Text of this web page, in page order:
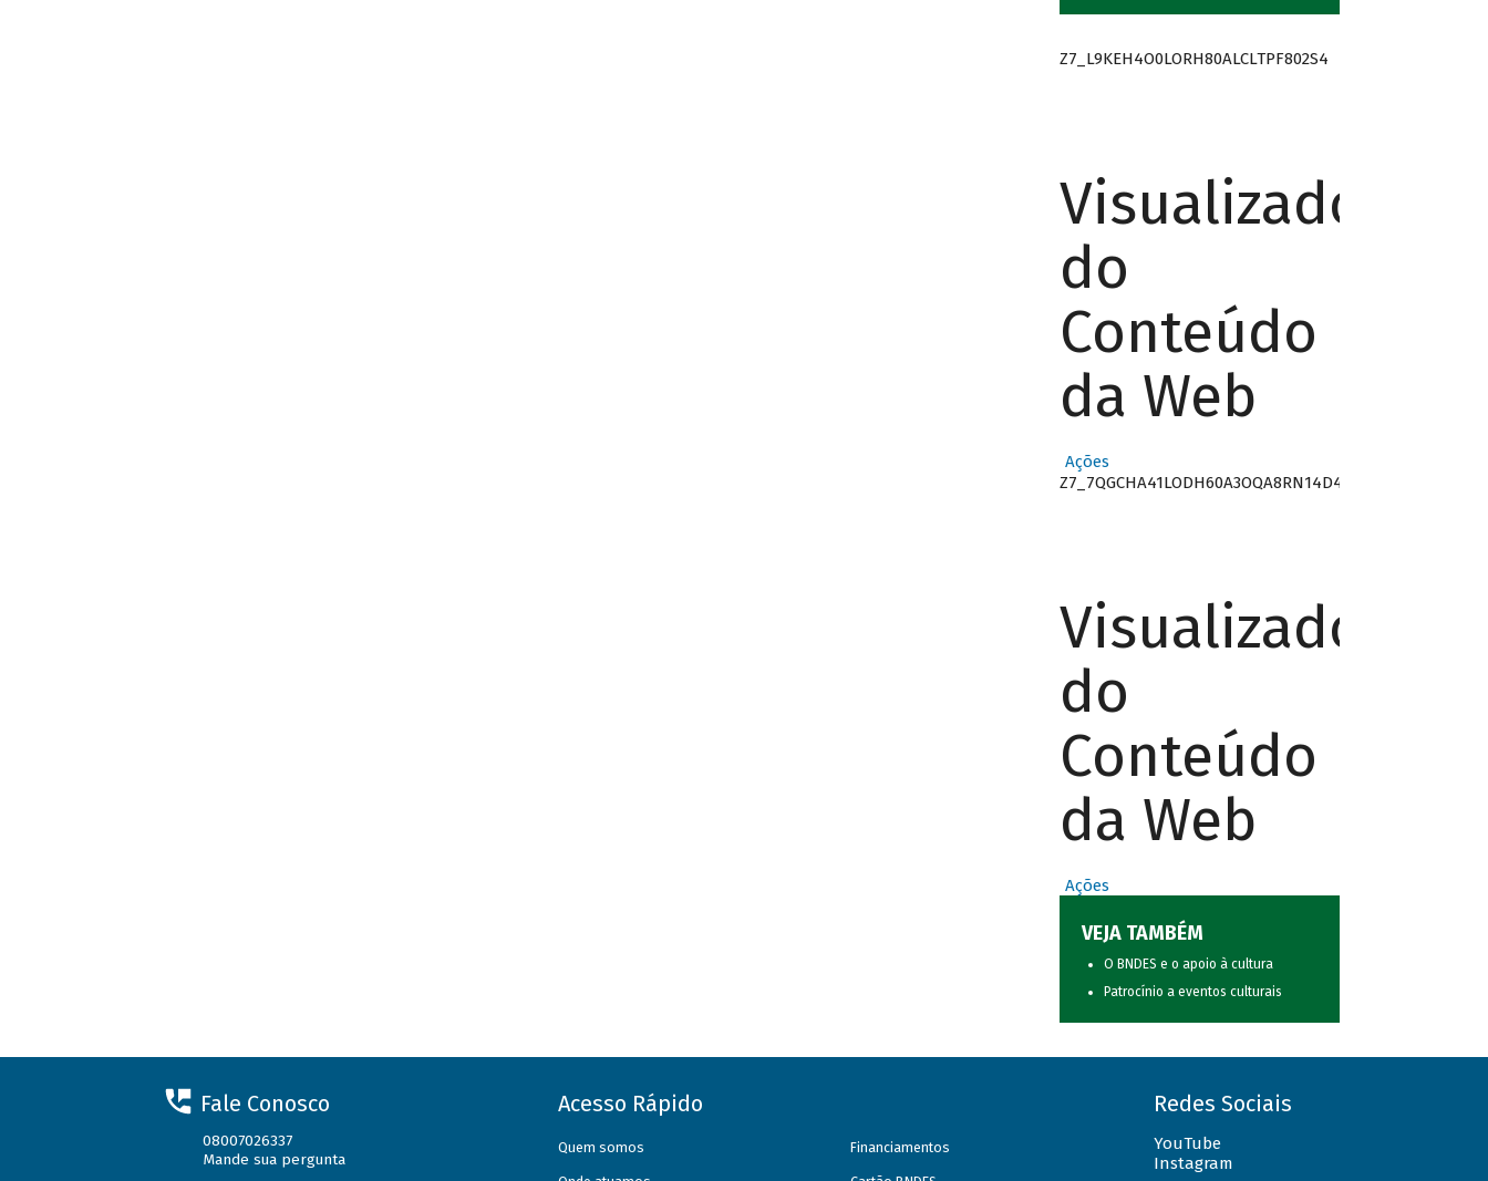
Z7_L9KEH4O0LORH80ALCLTPF802S4
Visualizador
do
Conteúdo
da Web
Ações
Z7_7QGCHA41LODH60A3OQA8RN14D4
Visualizador
do
Conteúdo
da Web
Ações
VEJA TAMBÉM
O BNDES e o apoio à cultura
Patrocínio a eventos culturais
Fale Conosco
08007026337
Mande sua pergunta
Acesso Rápido
Quem somos Financiamentos
Redes Sociais
YouTube
Instagram